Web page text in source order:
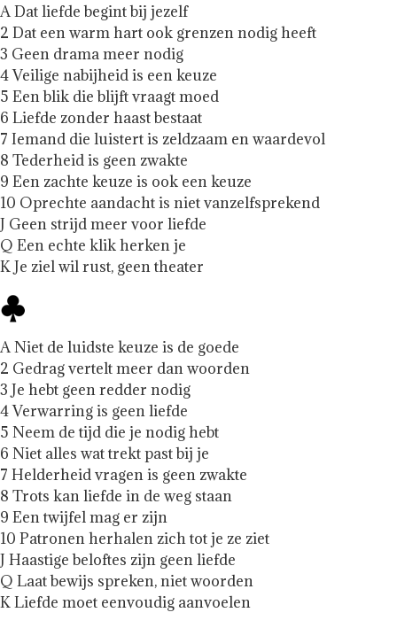
A Dat liefde begint bij jezelf
2 Dat een warm hart ook grenzen nodig heeft
3 Geen drama meer nodig
4 Veilige nabijheid is een keuze
5 Een blik die blijft vraagt moed
6 Liefde zonder haast bestaat
7 Iemand die luistert is zeldzaam en waardevol
8 Tederheid is geen zwakte
9 Een zachte keuze is ook een keuze
10 Oprechte aandacht is niet vanzelfsprekend
J Geen strijd meer voor liefde
Q Een echte klik herken je
K Je ziel wil rust, geen theater
A Niet de luidste keuze is de goede
2 Gedrag vertelt meer dan woorden
3 Je hebt geen redder nodig
4 Verwarring is geen liefde
5 Neem de tijd die je nodig hebt
6 Niet alles wat trekt past bij je
7 Helderheid vragen is geen zwakte
8 Trots kan liefde in de weg staan
9 Een twijfel mag er zijn
10 Patronen herhalen zich tot je ze ziet
J Haastige beloftes zijn geen liefde
Q Laat bewijs spreken, niet woorden
K Liefde moet eenvoudig aanvoelen